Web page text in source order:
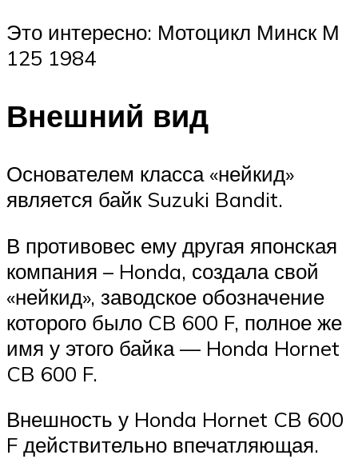
Это интересно: Мотоцикл Минск М
125 1984
Внешний вид
Основателем класса «нейкид»
является байк Suzuki Bandit.
В противовес ему другая японская
компания – Honda, создала свой
«нейкид», заводское обозначение
которого было CB 600 F, полное же
имя у этого байка — Honda Hornet
CB 600 F.
Внешность у Honda Hornet CB 600
F действительно впечатляющая.